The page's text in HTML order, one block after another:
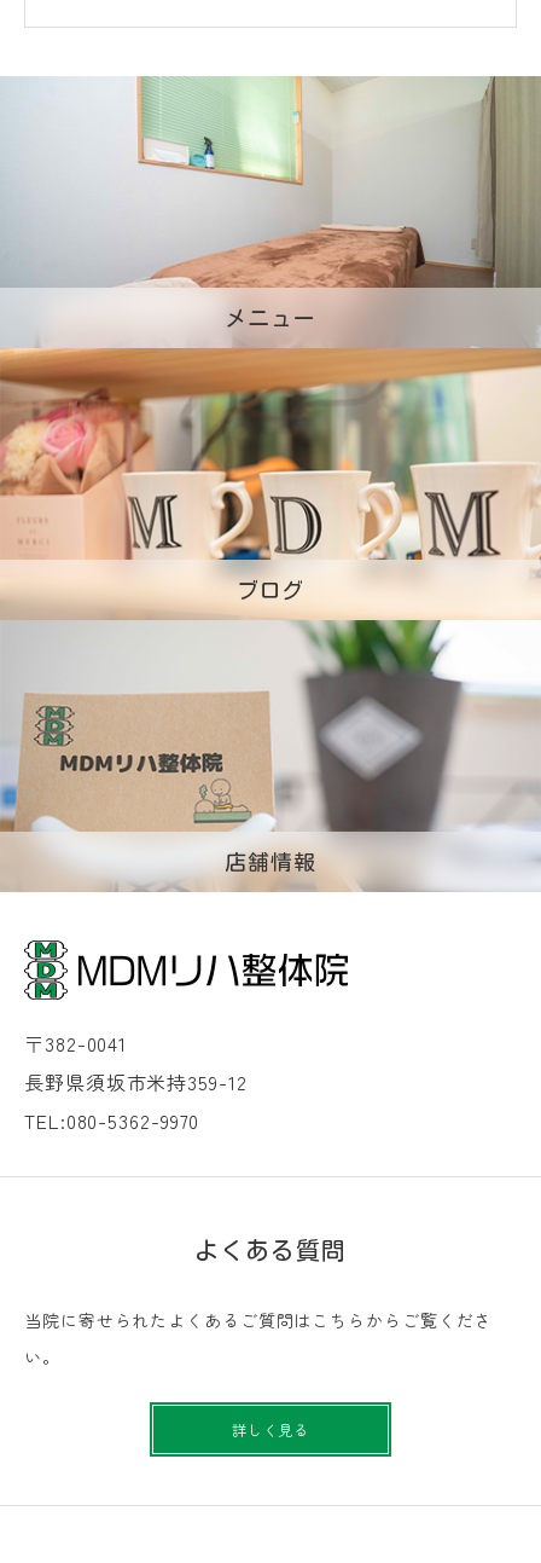
メニュー
ブログ
店舗情報
〒382-0041
長野県須坂市米持359-12
TEL:080-5362-9970
よくある質問
当院に寄せられたよくあるご質問はこちらからご覧くださ
い。
詳しく見る